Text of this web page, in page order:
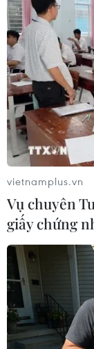
Mexico: Nổ
5 người
11/05/2019 22:42
Cơ sở sản xuất
Teyahualco,
Mexico, bất
người bị
vietnamplus.vn
Vụ chuyên
giấy chứng